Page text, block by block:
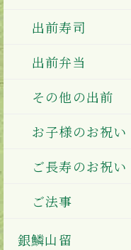
出前寿司
出前弁当
その他の出前
お子様のお祝い
ご長寿のお祝い
ご法事
銀鱗山留